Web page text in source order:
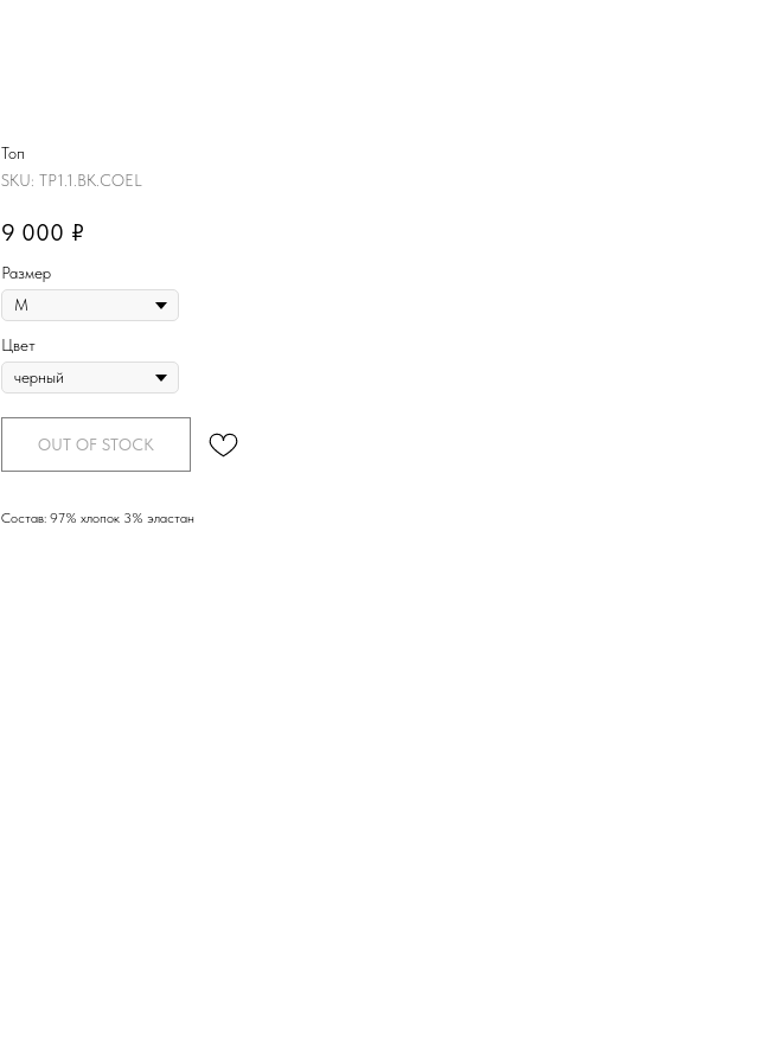
Топ
SKU: TP1.1.BK.COEL
9 000 ₽
Размер
Цвет
OUT OF STOCK
Состав: 97% хлопок 3% эластан